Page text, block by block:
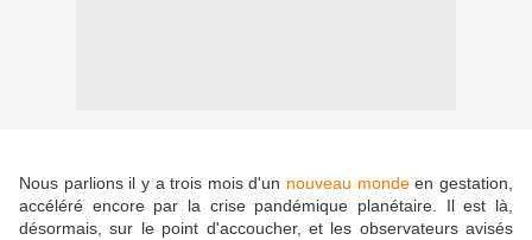
Nous parlions il y a trois mois d'un nouveau mondeen gestation,
accéléré encore par la crise pandémique planétaire. Il est là,
désormais, sur le point d'accoucher, et les observateurs avisés